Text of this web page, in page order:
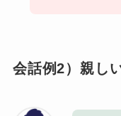
会話例2）親し